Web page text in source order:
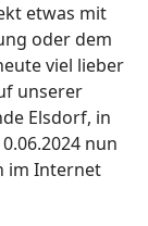
etwas mit
oder dem
viel lieber
unserer
Elsdorf, in
nun
im Internet